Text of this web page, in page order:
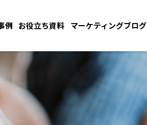
例 お役立ち資料 マーケティングブログ